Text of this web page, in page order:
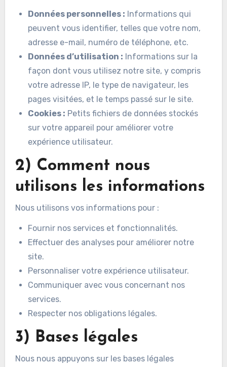
Données personnelles : Informations qui
peuvent vous identifier, telles que votre nom,
adresse e-mail, numéro de téléphone, etc.
Données d’utilisation : Informations sur la
façon dont vous utilisez notre site, y compris
votre adresse IP, le type de navigateur, les
pages visitées, et le temps passé sur le site.
Cookies : Petits fichiers de données stockés
sur votre appareil pour améliorer votre
expérience utilisateur.
2) Comment nous
utilisons les informations
Nous utilisons vos informations pour :
Fournir nos services et fonctionnalités.
Effectuer des analyses pour améliorer notre
site.
Personnaliser votre expérience utilisateur.
Communiquer avec vous concernant nos
services.
Respecter nos obligations légales.
3) Bases légales
Nous nous appuyons sur les bases légales